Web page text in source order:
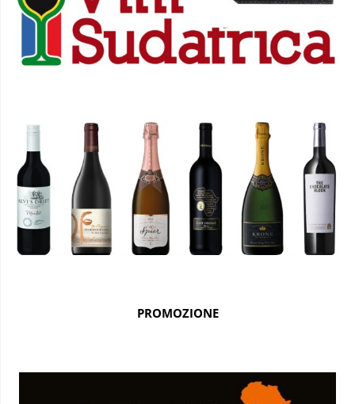
PROMOZIONE